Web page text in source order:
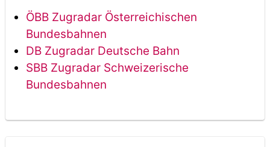
ÖBB Zugradar Österreichischen
Bundesbahnen
DB Zugradar Deutsche Bahn
SBB Zugradar Schweizerische
Bundesbahnen